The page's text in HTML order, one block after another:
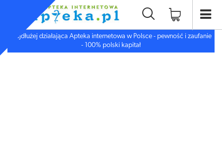
Najdłużej działająca Apteka internetowa w Polsce - pewność i zaufanie
- 100% polski kapitał